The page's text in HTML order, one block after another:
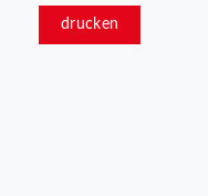
drucken